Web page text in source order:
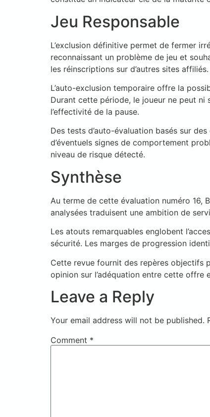
Jeu Responsable
L’exclusion définitive permet de fermer
reconnaissant un problème de jeu et
les réinscriptions sur d’autres sites affiliés.
L’auto-exclusion temporaire offre la
Durant cette période, le joueur ne peut ni
l’effectivité de la pause.
Des tests d’auto-évaluation basés sur
d’éventuels signes de comportement
niveau de risque détecté.
Synthèse
Au terme de cette évaluation numéro 16,
analysées traduisent une ambition de
Les atouts remarquables englobent
sécurité. Les marges de progression
Cette revue fournit des repères objectifs
opinion sur l’adéquation entre cette offre
Leave a Reply
Your email address will not be published.
Comment *